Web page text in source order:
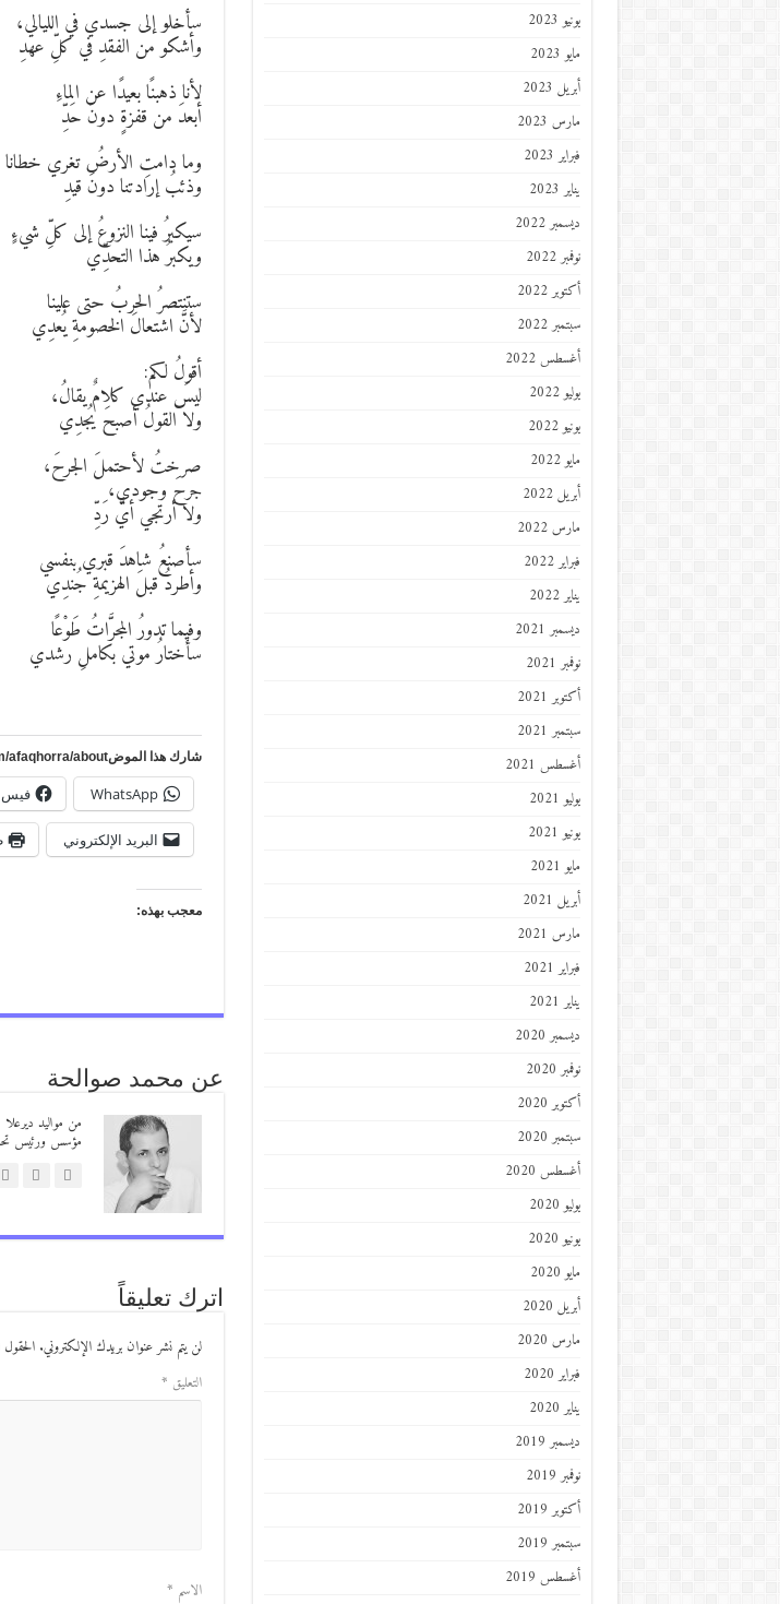
سأخلو إلى جسدي في الليالي،
وأشكو من الفقدِ في كلِّ عهدِ
لأنا ذهبنًا بعيدًا عن الماءِ
أبعدَ من قفزةٍ دونَ حَدِّ
وما دامتِ الأرضُ تغري خطانا
وذئبُ إرادتنا دونَ قيدِ
سيكبرُ فينا النزوعُ إلى كلِّ شيءٍ
ويكبرُ هذا التحدِّي
ستنتصرُ الحربُ حتى علينا
لأنَّ اشتعالَ الخصومةِ يُعدِي
أقولُ لكم:
ليسَ عندي كلامٌ يقالُ،
ولا القولُ أصبحَ يُجدِي
صرختُ لأحتملَ الجرحَ،
جرحَ وجودي،
ولا أرتجي أيَّ رَدِّ
سأصنعُ شاهدَ قبري بنفسي
وأطردُ قبلَ الهزيمةِ جُندِي
وفيما تدورُ المجرَّاتُ طَوْعًا
سأختارُ موتي بكاملِ رشدي
شارك هذا الموضhttps://web.facebook.com/afaqhorra/aboutوع:https://www.pinterest.com/?autologin=true
WhatsApp فيس
البريد الإلكتروني
معجب بهذه:
عن محمد صوالحة
مؤسس ورئيس
اترك تعليقاً
لن يتم نشر عنوان بريدك الإلكتروني. الحقول
التعليق *
الاسم *
يونيو 2023
مايو 2023
أبريل 2023
مارس 2023
فبراير 2023
يناير 2023
ديسمبر 2022
نوفمبر 2022
أكتوبر 2022
سبتمبر 2022
أغسطس 2022
يوليو 2022
يونيو 2022
مايو 2022
أبريل 2022
مارس 2022
فبراير 2022
يناير 2022
ديسمبر 2021
نوفمبر 2021
أكتوبر 2021
سبتمبر 2021
أغسطس 2021
يوليو 2021
يونيو 2021
مايو 2021
أبريل 2021
مارس 2021
فبراير 2021
يناير 2021
ديسمبر 2020
نوفمبر 2020
أكتوبر 2020
سبتمبر 2020
أغسطس 2020
يوليو 2020
يونيو 2020
مايو 2020
أبريل 2020
مارس 2020
فبراير 2020
يناير 2020
ديسمبر 2019
نوفمبر 2019
أكتوبر 2019
سبتمبر 2019
أغسطس 2019